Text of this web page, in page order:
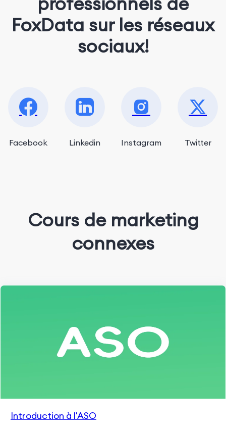
FoxData sur les réseaux
sociaux!
Facebook Linkedin Instagram Twitter
Cours de marketing
connexes
Introduction à l'ASO